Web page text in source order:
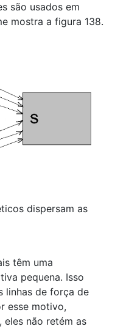
são usados em
mostra a figura 138.
dispersam as
têm uma
pequena. Isso
linhas de força de
esse motivo,
eles não retém as